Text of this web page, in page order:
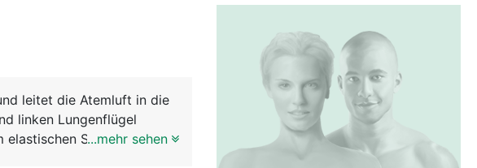
leitet die Atemluft in die
linken Lungenflügel
elastischen Schlauch, für
...mehr sehen